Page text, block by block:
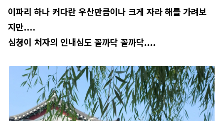
이파리 하나 커다란 우산만큼이나 크게 자라 해를 가려보
지만....
심청이 처자의 인내심도 꼴까닥 꼴까닥....